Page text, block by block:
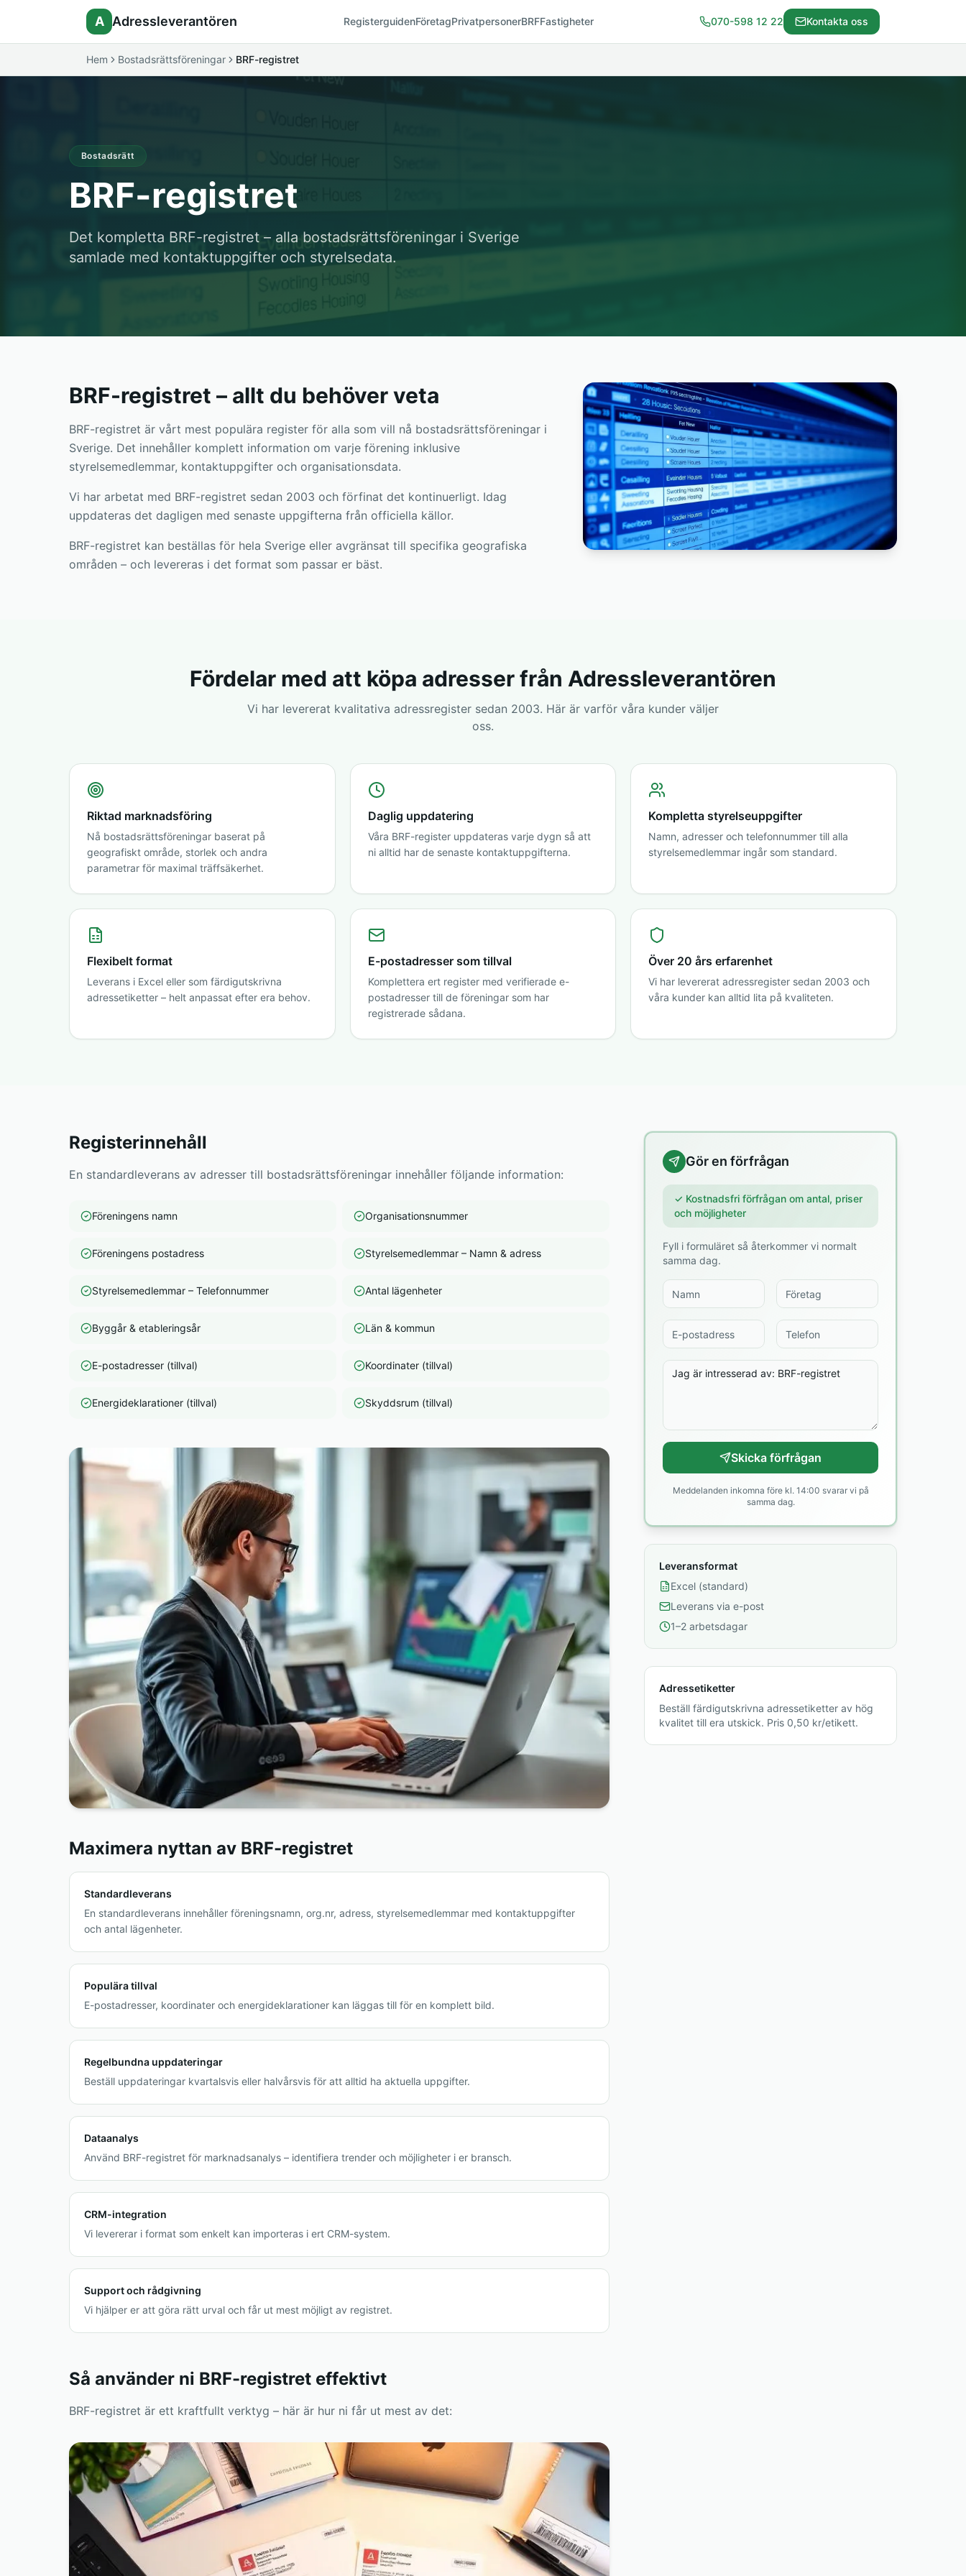
A Adressleverantören RegisterguidenFöretagPrivatpersonerBRFFastigheter 070-598 12 22 Kontakta oss
Hem Bostadsrättsföreningar BRF-registret
Bostadsrätt
BRF-registret
Det kompletta BRF-registret – alla bostadsrättsföreningar i Sverige
samlade med kontaktuppgifter och styrelsedata.
BRF-registret – allt du behöver veta
BRF-registret är vårt mest populära register för alla som vill nå bostadsrättsföreningar i
Sverige. Det innehåller komplett information om varje förening inklusive
styrelsemedlemmar, kontaktuppgifter och organisationsdata.
Vi har arbetat med BRF-registret sedan 2003 och förfinat det kontinuerligt. Idag
uppdateras det dagligen med senaste uppgifterna från officiella källor.
BRF-registret kan beställas för hela Sverige eller avgränsat till specifika geografiska
områden – och levereras i det format som passar er bäst.
Fördelar med att köpa adresser från Adressleverantören
Vi har levererat kvalitativa adressregister sedan 2003. Här är varför våra kunder väljer
oss.
Riktad marknadsföring
Nå bostadsrättsföreningar baserat på
geografiskt område, storlek och andra
parametrar för maximal träffsäkerhet.
Daglig uppdatering
Våra BRF-register uppdateras varje dygn så att
ni alltid har de senaste kontaktuppgifterna.
Kompletta styrelseuppgifter
Namn, adresser och telefonnummer till alla
styrelsemedlemmar ingår som standard.
Flexibelt format
Leverans i Excel eller som färdigutskrivna
adressetiketter – helt anpassat efter era behov.
E-postadresser som tillval
Komplettera ert register med verifierade e-
postadresser till de föreningar som har
registrerade sådana.
Över 20 års erfarenhet
Vi har levererat adressregister sedan 2003 och
våra kunder kan alltid lita på kvaliteten.
Registerinnehåll
En standardleverans av adresser till bostadsrättsföreningar innehåller följande information:
Föreningens namn Organisationsnummer
Föreningens postadress Styrelsemedlemmar – Namn & adress
Styrelsemedlemmar – Telefonnummer Antal lägenheter
Byggår & etableringsår Län & kommun
E-postadresser (tillval) Koordinater (tillval)
Energideklarationer (tillval) Skyddsrum (tillval)
Maximera nyttan av BRF-registret
Standardleverans
En standardleverans innehåller föreningsnamn, org.nr, adress, styrelsemedlemmar med kontaktuppgifter
och antal lägenheter.
Populära tillval
E-postadresser, koordinater och energideklarationer kan läggas till för en komplett bild.
Regelbundna uppdateringar
Beställ uppdateringar kvartalsvis eller halvårsvis för att alltid ha aktuella uppgifter.
Dataanalys
Använd BRF-registret för marknadsanalys – identifiera trender och möjligheter i er bransch.
CRM-integration
Vi levererar i format som enkelt kan importeras i ert CRM-system.
Support och rådgivning
Vi hjälper er att göra rätt urval och får ut mest möjligt av registret.
Så använder ni BRF-registret effektivt
BRF-registret är ett kraftfullt verktyg – här är hur ni får ut mest av det:
Gör en förfrågan
✓ Kostnadsfri förfrågan om antal, priser
och möjligheter
Fyll i formuläret så återkommer vi normalt
samma dag.
Skicka förfrågan
Meddelanden inkomna före kl. 14:00 svarar vi på
samma dag.
Leveransformat
Excel (standard)
Leverans via e-post
1–2 arbetsdagar
Adressetiketter
Beställ färdigutskrivna adressetiketter av hög
kvalitet till era utskick. Pris 0,50 kr/etikett.